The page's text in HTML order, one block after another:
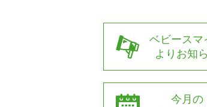
ベビースマ
よりお知
今月の